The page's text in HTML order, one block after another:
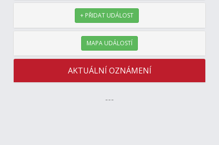
+ PŘIDAT UDÁLOST
MAPA UDÁLOSTÍ
AKTUÁLNÍ OZNÁMENÍ
---